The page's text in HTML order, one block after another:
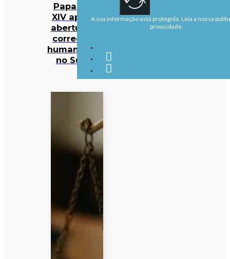
Papa Leão
XIV apela à
abertura de
corredores
humanitários
no Sudão
A sua informação está protegida. Leia a nossa
privacidade.